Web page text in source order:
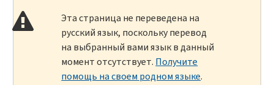
Эта страница не переведена на
русский язык, поскольку перевод
на выбранный вами язык в данный
момент отсутствует. Получите
помощь на своем родном языке.